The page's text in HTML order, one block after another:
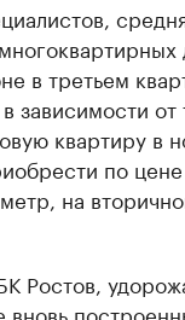
в третьем
зависимости от
квартиру в
по
на
Ростов,
вновь